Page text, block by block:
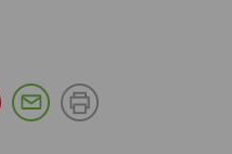
en Twitteren Google Plus
Compartir en Pinterest
Compartir por E-